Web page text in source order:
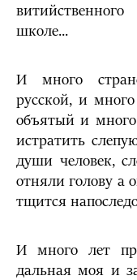
школе...
И много
русской, и
объятый и
истратить
души человек,
отняли го­лову а
тщится
И много лет
дальная моя и